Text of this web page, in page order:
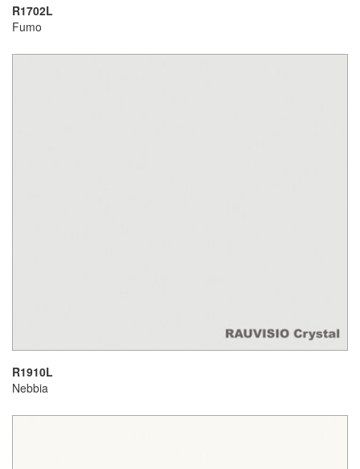
R1702L
Fumo
R1910L
Nebbia